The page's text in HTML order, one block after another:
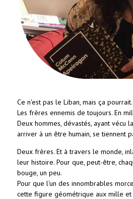
Ce n'est pas le Liban, mais ça
Les frères ennemis de toujours. En
Deux hommes, dévastés, ayant vécu
arriver à un être humain, se tiennent
Deux frères. Et à travers le monde,
leur histoire. Pour que, peut-être,
bouge, un peu.
Pour que l'un des innombrables
cette figure géométrique aux mille et